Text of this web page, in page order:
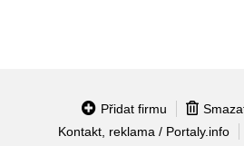
Přidat firmu
Kontakt, reklama / Portaly.info